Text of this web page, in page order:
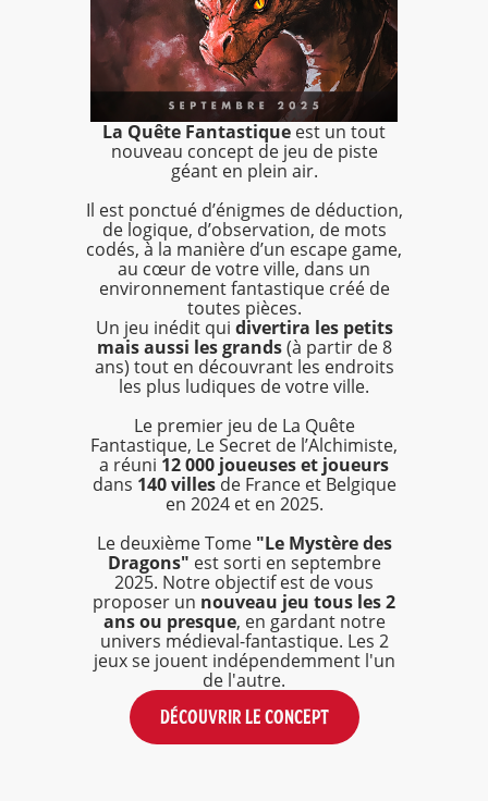
La Quête Fantastique est un tout
nouveau concept de jeu de piste
géant en plein air.
Il est ponctué d’énigmes de déduction,
de logique, d’observation, de mots
codés, à la manière d’un escape game,
au cœur de votre ville, dans un
environnement fantastique créé de
toutes pièces.
Un jeu inédit qui divertira les petits
mais aussi les grands(à partir de 8
ans) tout en découvrant les endroits
les plus ludiques de votre ville.
Le premier jeu de La Quête
Fantastique, Le Secret de l’Alchimiste,
a réuni 12 000 joueuses et joueurs
dans 140 villesde France et Belgique
en 2024 et en 2025.
Le deuxième Tome "Le Mystère des
Dragons" est sorti en septembre
2025. Notre objectif est de vous
proposer un nouveau jeu tous les 2
ans ou presque, en gardant notre
univers médieval-fantastique. Les 2
jeux se jouent indépendemment l'un
de l'autre.
DÉCOUVRIR LE CONCEPT